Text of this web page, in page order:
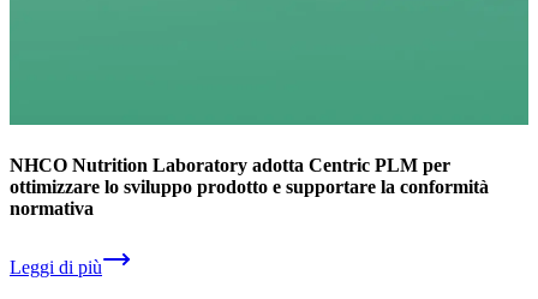
NHCO Nutrition Laboratory adotta Centric PLM per
ottimizzare lo sviluppo prodotto e supportare la conformità
normativa
Leggi di più